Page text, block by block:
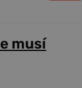
musí